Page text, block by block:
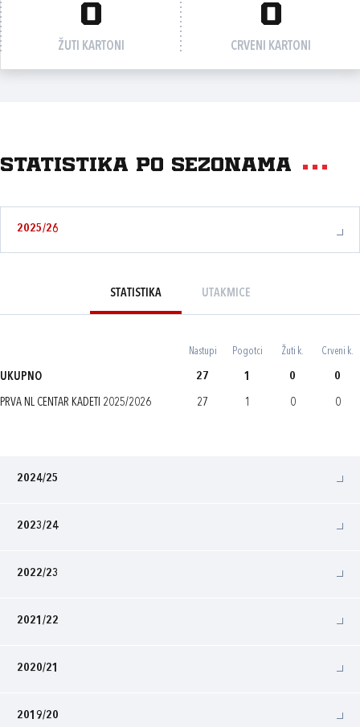
0
ŽUTI KARTONI
0
CRVENI KARTONI
Statistika po sezonama
2025/26
STATISTIKA UTAKMICE
Nastupi Pogotci Žuti k. Crveni k.
UKUPNO 27 1 0 0
PRVA NL CENTAR KADETI 2025/2026 27 1 0 0
2024/25
2023/24
2022/23
2021/22
2020/21
2019/20